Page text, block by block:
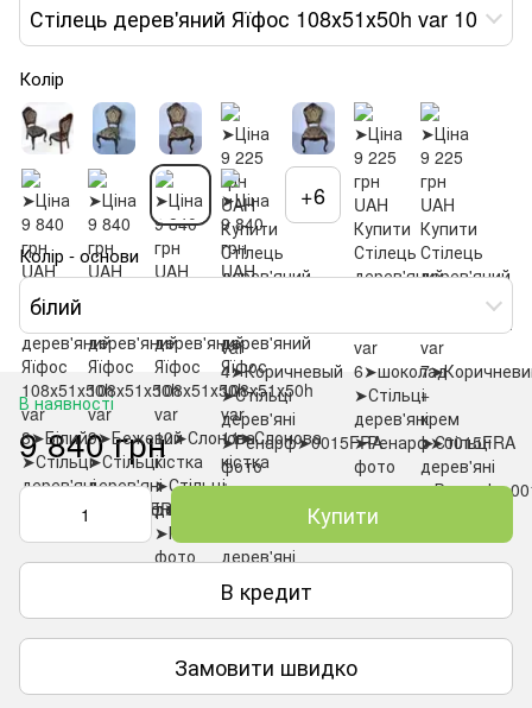
Стілець дерев'яний Яїфос 108х51х50h var 10
Колір
+6
Колір - основи
білий
В наявності
9 840 грн
Купити
В кредит
Замовити швидко